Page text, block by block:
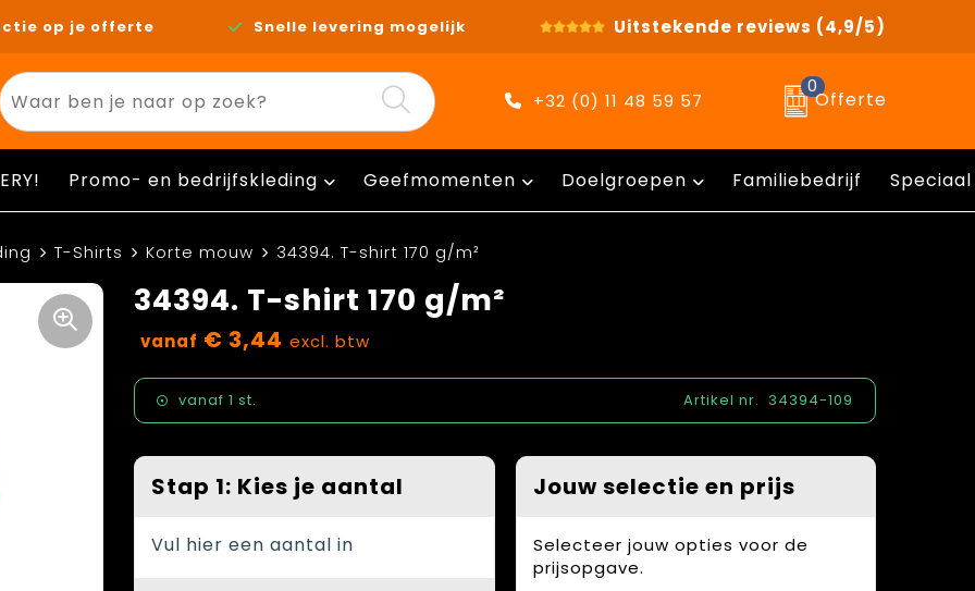
op je offerte Snelle levering mogelijk Uitstekende reviews (4,9/5)
+32 (0) 11 48 59 57
0
Offerte
Promo- en bedrijfskleding Geefmomenten Doelgroepen Familiebedrijf
T-Shirts Korte mouw 34394. T-shirt 170 g/m²
34394. T-shirt 170 g/m²
vanaf € 3,44 excl. btw
vanaf 1 st. Artikel nr. 34394-109
Stap 1: Kies je aantal
Vul hier een aantal in
Jouw selectie en prijs
Selecteer jouw opties voor de
prijsopgave.